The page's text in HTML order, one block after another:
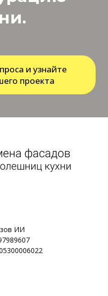
и узнайте
проекта
ИИ